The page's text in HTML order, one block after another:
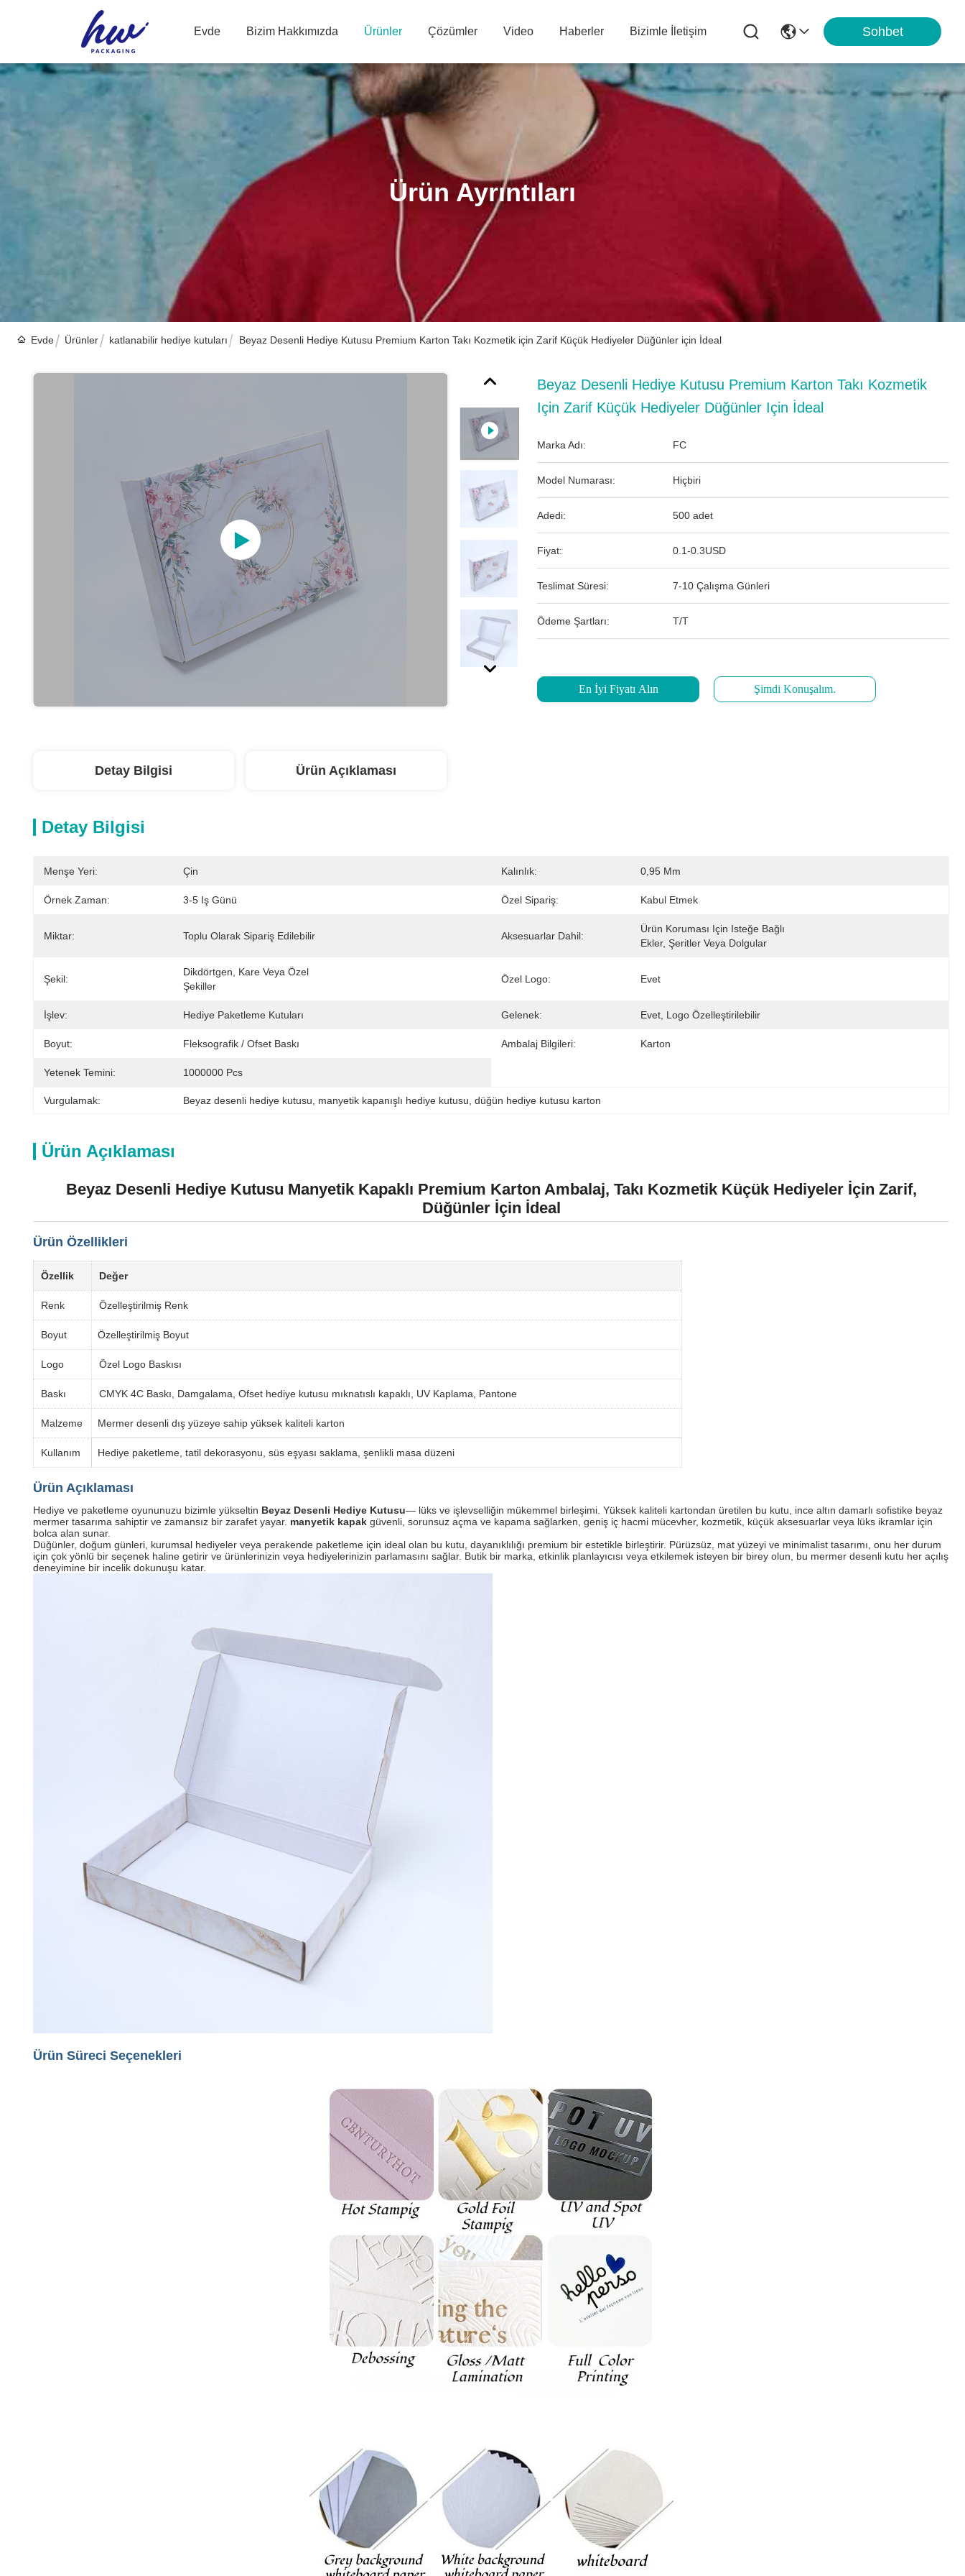
Evde Bizim Hakkımızda Ürünler Çözümler Video Haberler Bizimle İletişim Sohbet
Ürün Ayrıntıları
Evde Ürünler katlanabilir hediye kutuları Beyaz Desenli Hediye Kutusu Premium Karton Takı Kozmetik için Zarif Küçük Hediyeler Düğünler için İdeal
Beyaz Desenli Hediye Kutusu Premium Karton Takı Kozmetik
Için Zarif Küçük Hediyeler Düğünler Için İdeal
Marka Adı: FC
Model Numarası: Hiçbiri
Adedi: 500 adet
Fiyat: 0.1-0.3USD
Teslimat Süresi: 7-10 Çalışma Günleri
Ödeme Şartları: T/T
En İyi Fiyatı Alın Şimdi Konuşalım.
Detay Bilgisi Ürün Açıklaması
Detay Bilgisi
Menşe Yeri: Çin Kalınlık: 0,95 Mm
Örnek Zaman: 3-5 Iş Günü Özel Sipariş: Kabul Etmek
Miktar: Toplu Olarak Sipariş Edilebilir Aksesuarlar Dahil:
Ürün Koruması Için Isteğe Bağlı
Ekler, Şeritler Veya Dolgular
Şekil:
Dikdörtgen, Kare Veya Özel
Şekiller
Özel Logo: Evet
İşlev: Hediye Paketleme Kutuları Gelenek: Evet, Logo Özelleştirilebilir
Boyut: Fleksografik / Ofset Baskı Ambalaj Bilgileri: Karton
Yetenek Temini: 1000000 Pcs
Vurgulamak: Beyaz desenli hediye kutusu manyetik kapanışlı hediye kutusu düğün hediye kutusu karton
Ürün Açıklaması
Beyaz Desenli Hediye Kutusu Manyetik Kapaklı Premium Karton Ambalaj, Takı Kozmetik Küçük Hediyeler İçin Zarif,
Düğünler İçin İdeal
Ürün Özellikleri
Özellik Değer
Renk Özelleştirilmiş Renk
Boyut Özelleştirilmiş Boyut
Logo Özel Logo Baskısı
Baskı CMYK 4C Baskı, Damgalama, Ofset hediye kutusu mıknatıslı kapaklı, UV Kaplama, Pantone
Malzeme Mermer desenli dış yüzeye sahip yüksek kaliteli karton
Kullanım Hediye paketleme, tatil dekorasyonu, süs eşyası saklama, şenlikli masa düzeni
Ürün Açıklaması
Hediye ve paketleme oyununuzu bizimle yükseltin Beyaz Desenli Hediye Kutusu— lüks ve işlevselliğin mükemmel birleşimi. Yüksek kaliteli kartondan üretilen bu kutu, ince altın damarlı sofistike beyaz
mermer tasarıma sahiptir ve zamansız bir zarafet yayar. manyetik kapak ​ güvenli, sorunsuz açma ve kapama sağlarken, geniş iç hacmi mücevher, kozmetik, küçük aksesuarlar veya lüks ikramlar için
bolca alan sunar.
Düğünler, doğum günleri, kurumsal hediyeler veya perakende paketleme için ideal olan bu kutu, dayanıklılığı premium bir estetikle birleştirir. Pürüzsüz, mat yüzeyi ve minimalist tasarımı, onu her durum
için çok yönlü bir seçenek haline getirir ve ürünlerinizin veya hediyelerinizin parlamasını sağlar. Butik bir marka, etkinlik planlayıcısı veya etkilemek isteyen bir birey olun, bu mermer desenli kutu her açılış
deneyimine bir incelik dokunuşu katar.
Ürün Süreci Seçenekleri